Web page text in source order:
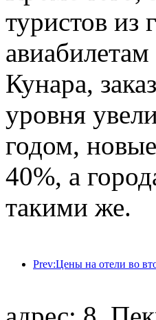
туристов из
Кунара,
уровня
годом,
40%, а
такими же.